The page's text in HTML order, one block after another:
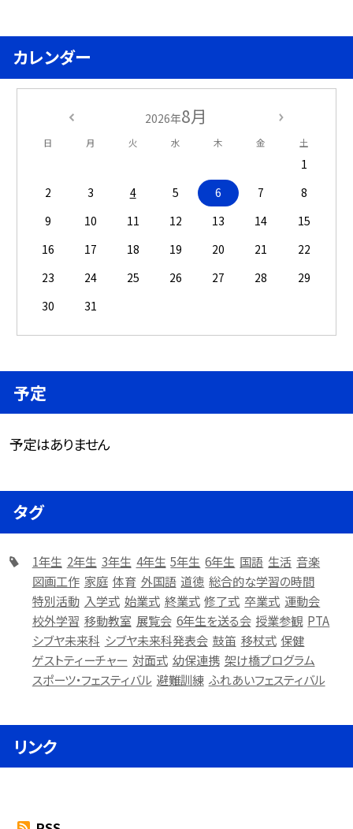
カレンダー
2026年8月
日 月 火 水 木 金 土
1
2
3 4 5 6 7
8
9
10 11 12 13 14
15
16
17 18 19 20 21
22
23
24 25 26 27 28
29
30
31
予定
予定はありません
タグ
1年生 2年生 3年生 4年生 5年生 6年生 国語 生活 音楽
図画工作 家庭 体育 外国語 道徳 総合的な学習の時間
特別活動 入学式 始業式 終業式 修了式 卒業式 運動会
校外学習 移動教室 展覧会 6年生を送る会 授業参観 PTA
シブヤ未来科 シブヤ未来科発表会 鼓笛 移杖式 保健
ゲストティーチャー 対面式 幼保連携 架け橋プログラム
スポーツ・フェスティバル 避難訓練 ふれあいフェスティバル
リンク